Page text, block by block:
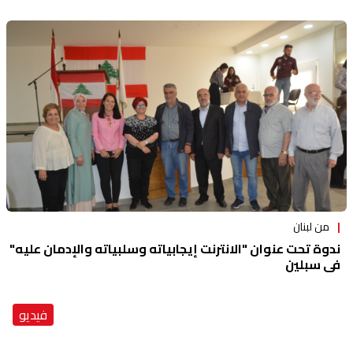
من لبنان
ندوة تحت عنوان "الانترنت إيجابياته وسلبياته والإدمان عليه"
في سبلين
فيديو